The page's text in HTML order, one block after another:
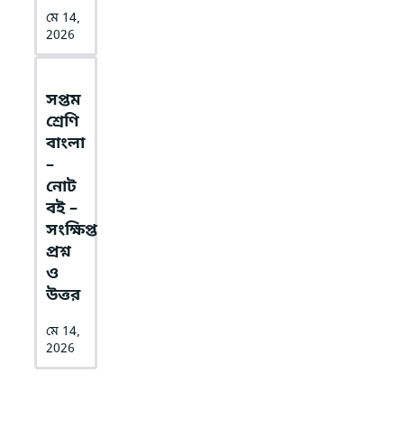
মে 14,
2026
সপ্তম
শ্রেণি
বাংলা
–
নোট
বই –
সংক্ষিপ্ত
প্রশ্ন
ও
উত্তর
মে 14,
2026